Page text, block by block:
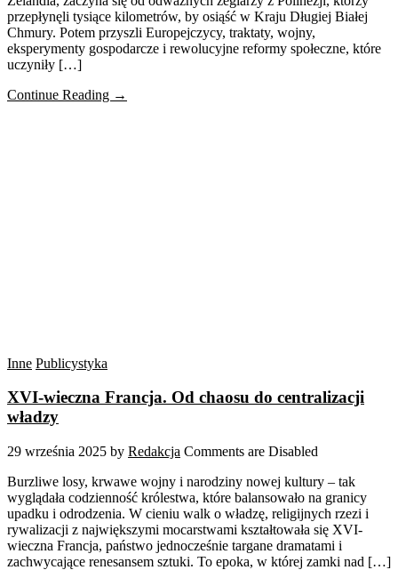
przepłynęli tysiące kilometrów, by osiąść w Kraju Długiej Białej
Chmury. Potem przyszli Europejczycy, traktaty, wojny,
eksperymenty gospodarcze i rewolucyjne reformy społeczne, które
uczyniły […]
Continue Reading →
Inne Publicystyka
XVI-wieczna Francja. Od chaosu do centralizacji
władzy
29 września 2025 by Redakcja Comments are Disabled
Burzliwe losy, krwawe wojny i narodziny nowej kultury – tak
wyglądała codzienność królestwa, które balansowało na granicy
upadku i odrodzenia. W cieniu walk o władzę, religijnych rzezi i
rywalizacji z największymi mocarstwami kształtowała się XVI-
wieczna Francja, państwo jednocześnie targane dramatami i
zachwycające renesansem sztuki. To epoka, w której zamki nad […]